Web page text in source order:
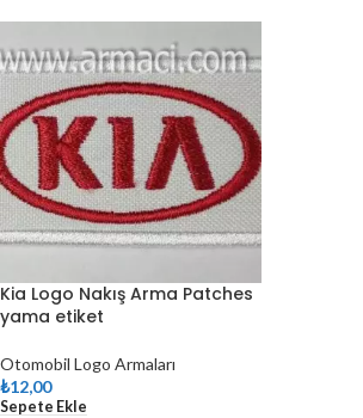
Kia Logo Nakış Arma Patches
yama etiket
Otomobil Logo Armaları
₺12,00
Sepete Ekle